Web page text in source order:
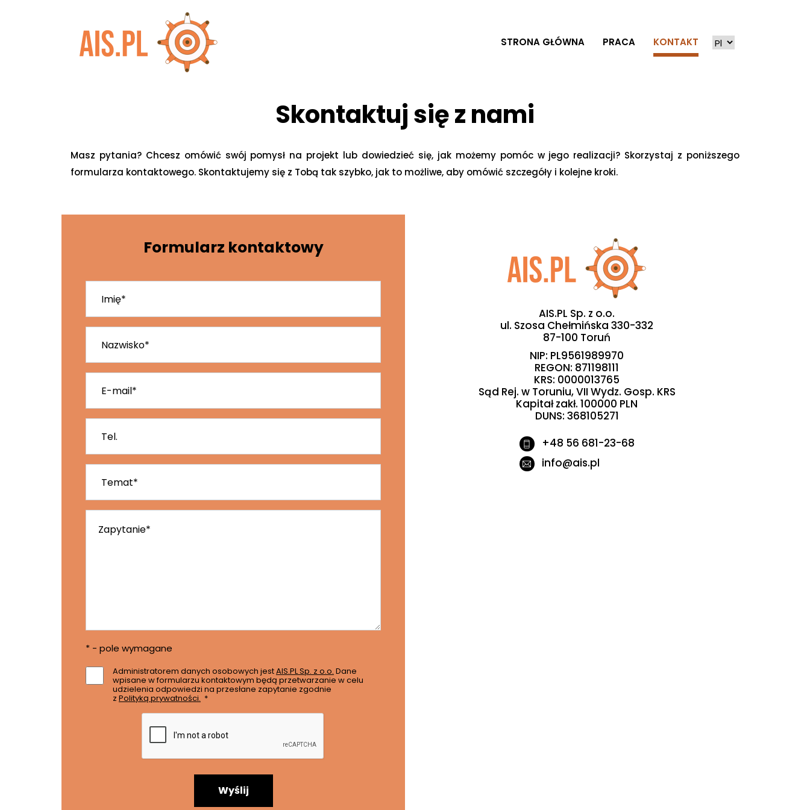
STRONA GŁÓWNA PRACA KONTAKT
Skontaktuj się z nami
Masz pytania? Chcesz omówić swój pomysł na projekt lub dowiedzieć się, jak możemy pomóc w jego realizacji? Skorzystaj z poniższego
formularza kontaktowego. Skontaktujemy się z Tobą tak szybko, jak to możliwe, aby omówić szczegóły i kolejne kroki.
Formularz kontaktowy
Imię*
Nazwisko*
E-mail*
Tel.
Temat*
Zapytanie*
* - pole wymagane
Administratorem danych osobowych jestAIS.PL Sp. z o.o. Dane
wpisane w formularzu kontaktowym będą przetwarzanie w celu
udzielenia odpowiedzi na przesłane zapytanie zgodnie
z Polityką prywatności. *
Wyślij
AIS.PL Sp. z o.o.
ul. Szosa Chełmińska 330-332
87-100 Toruń
NIP: PL9561989970
REGON: 871198111
KRS: 0000013765
Sąd Rej. w Toruniu, VII Wydz. Gosp. KRS
Kapitał zakł. 100000 PLN
DUNS: 368105271
Zadzwoń do nas
+48 56 681-23-68
Napisz do nas
info@ais.pl